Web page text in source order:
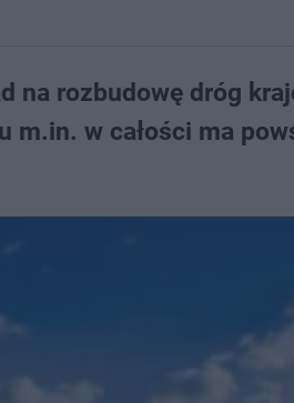
na rozbudowę dróg
w całości ma